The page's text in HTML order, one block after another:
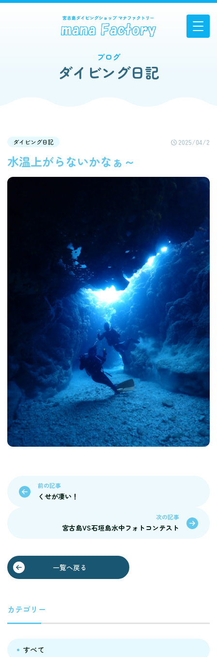
ブログ
ダイビング日記
ダイビング日記 2025/04/2
水温上がらないかなぁ～
前の記事
くせが凄い！
次の記事
宮古島VS石垣島水中フォトコンテスト
一覧へ戻る
カテゴリー
すべて